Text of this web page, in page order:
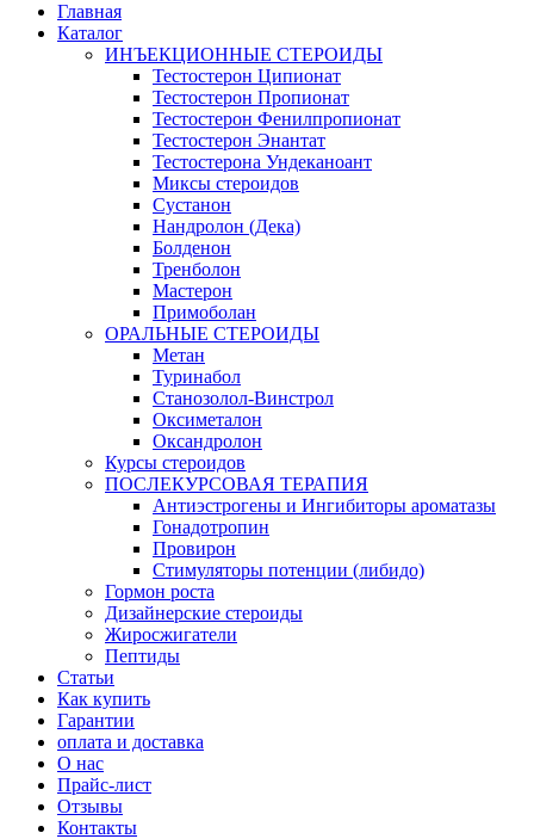
Главная
Каталог
ИНЪЕКЦИОННЫЕ СТЕРОИДЫ
Тестостерон Ципионат
Тестостерон Пропионат
Тестостерон Фенилпропионат
Тестостерон Энантат
Тестостерона Ундеканоант
Миксы стероидов
Сустанон
Нандролон (Дека)
Болденон
Тренболон
Мастерон
Примоболан
ОРАЛЬНЫЕ СТЕРОИДЫ
Метан
Туринабол
Станозолол-Винстрол
Оксиметалон
Оксандролон
Курсы стероидов
ПОСЛЕКУРСОВАЯ ТЕРАПИЯ
Антиэстрогены и Ингибиторы ароматазы
Гонадотропин
Провирон
Стимуляторы потенции (либидо)
Гормон роста
Дизайнерские стероиды
Жиросжигатели
Пептиды
Статьи
Как купить
Гарантии
оплата и доставка
О нас
Прайс-лист
Отзывы
Контакты